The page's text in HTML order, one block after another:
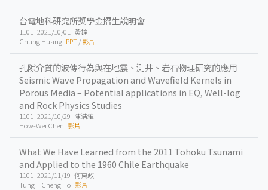
台電地科研究所獎學金招生說明會
1101 2021/10/01 黃鐘
Chung Huang PPT/影片
孔隙介質的波傳行為與在地震、測井、岩石物理研究的應用
Seismic Wave Propagation and Wavefield Kernels in
Porous Media – Potential applications in EQ, Well-log
and Rock Physics Studies
1101 2021/10/29 陳浩維
How-Wei Chen 影片
What We Have Learned from the 2011 Tohoku Tsunami
and Applied to the 1960 Chile Earthquake
1101 2021/11/19 何東政
Tung‐Cheng Ho 影片